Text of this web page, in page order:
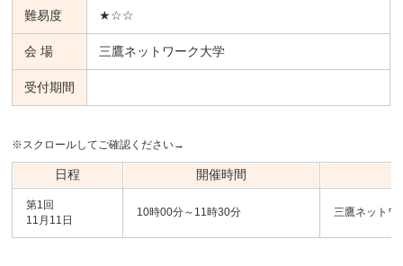
難易度 ★☆☆
会 場 三鷹ネットワーク大学
受付期間
※スクロールしてご確認ください→
日程 開催時間
第1回
11月11日
10時00分～11時30分 三鷹ネットワ